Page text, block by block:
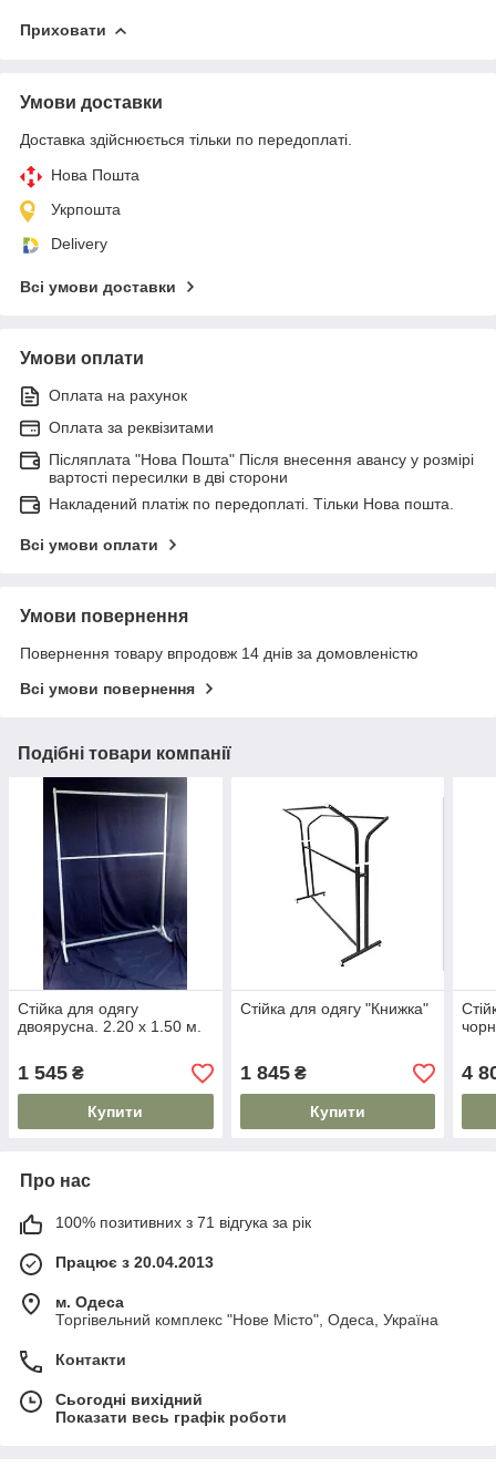
Приховати
Умови доставки
Доставка здійснюється тільки по передоплаті.
Нова Пошта
Укрпошта
Delivery
Всі умови доставки
Умови оплати
Оплата на рахунок
Оплата за реквізитами
Післяплата "Нова Пошта" Після внесення авансу у розмірі
вартості пересилки в дві сторони
Накладений платіж по передоплаті. Тільки Нова пошта.
Всі умови оплати
Умови повернення
Повернення товару впродовж 14 днів за домовленістю
Всі умови повернення
Подібні товари компанії
Стійка для одягу
двоярусна. 2.20 х 1.50 м.
1 545 ₴
Купити
Стійка для одягу "Книжка"
1 845₴
Купити
4
Про нас
100% позитивних з 71 відгука за рік
Працює з 20.04.2013
м. Одеса
Торгівельний комплекс "Нове Місто", Одеса, Україна
Контакти
Сьогодні вихідний
Показати весь графік роботи